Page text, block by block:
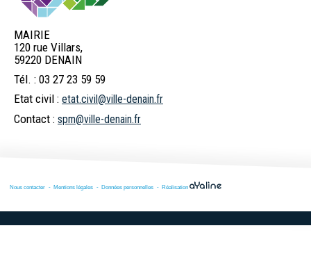
Logement
spectacles
marché
Numéros d'urgence
MAIRIE
120 rue Villars,
59220 DENAIN
Tél. : 03 27 23 59 59
Etat civil : etat.civil@ville-denain.fr
Contact : spm@ville-denain.fr
Nous contacter Mentions légales Données personnelles Réalisation